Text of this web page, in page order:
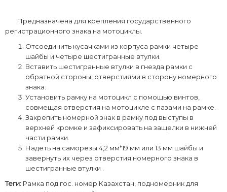
Предназначена для крепления государственного
регистрационного знака на мотоциклы.
Отсоединить кусачками из корпуса рамки четыре
шайбы и четыре шестигранные втулки.
Вставить шестигранные втулки в гнезда рамки с
обратной стороны, отверстиями в сторону номерного
знака.
Установить рамку на мотоцикл с помощью винтов,
совмещая отверстия на мотоцикле с пазами на рамке.
Закрепить номерной знак в рамку под выступы в
верхней кромке и зафиксировать на защелки в нижней
части рамки.
Надеть на саморезы 4,2 мм*19 мм или 13 мм шайбы и
завернуть их через отверстия номерного знака в
шестигранные втулки .
Теги: Рамка под гос. номер Казахстан подномерник для